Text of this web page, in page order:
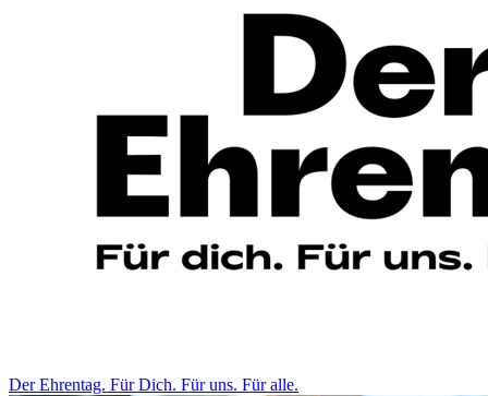
Der Ehrentag. Für Dich. Für uns. Für alle.